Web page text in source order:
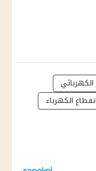
الكهربائي
الكهرباء